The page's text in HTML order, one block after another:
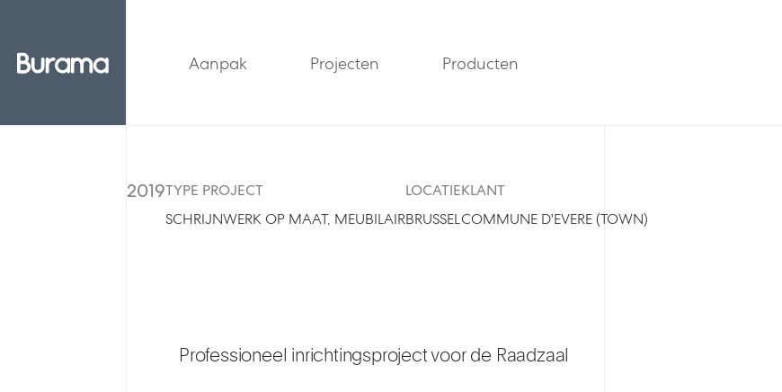
Aanpak Projecten Producten
KLANT
COMMUNE D'EVERE (TOWN)
2019TYPE PROJECT
SCHRIJNWERK OP MAAT, MEUBILAIR
LOCATIE
BRUSSEL
Professioneel inrichtingsproject voor de Raadzaal